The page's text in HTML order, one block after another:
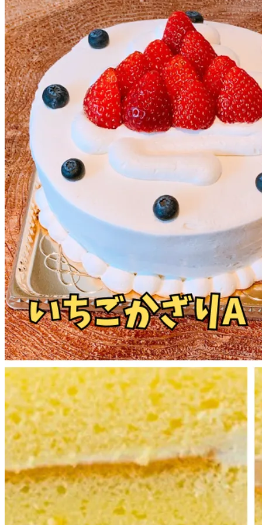
chevron_right
７号デコレーション(約21cm、10～12名様分)
ルモンド特製のデコレーションケーキです。
スライスいちごのサンドの量、かざりいちごの量、オプション
を自由にお選びできます。
画像2枚目、3枚目をご確認ください。
※プリントデコレーションをお選びのお客様は
カートページにて画像添付お願い致します。
¥ 8,424
7号デコレーション サンド
１段サンド
-￥324
２段サンド
かざりいちご
expand_more
A（5粒程度）
-￥432
B（10粒程度） +￥0
オプション expand_more
特製生チョコ仕様 +￥680
フルーツの飾り（黄桃・洋梨・キウイ・はっさく） +￥720
プリンの飾り +￥300
ゼリー人形の飾り +￥200
メッセージプレートexpand_more
【お誕生日プレート】カートページにてお名前をご指定下
さい。7文字程度まで（記入がない場合、お誕生日おめでとう
のみの記載となります）
+￥0
【無地プレート】カートページにてメッセージをご指定下
さい。20文字程度まで（例：Happy Birthday、結婚おめでと
う等） +￥0
【無し】
+￥0
ローソク
大3本入
+￥0
小5本入 +￥0
当日ご来店時に指定 +￥0
無し +￥0